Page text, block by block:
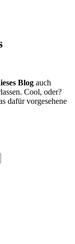
Blog auch
Cool, oder?
dafür vorgesehene